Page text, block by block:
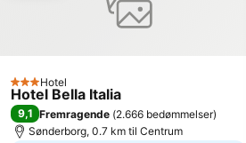
3 Stjerner
Hotel
Hotel Bella Italia
9,1 Fremragende (2.666 bedømmelser)
Sønderborg, 0.7 km til Centrum